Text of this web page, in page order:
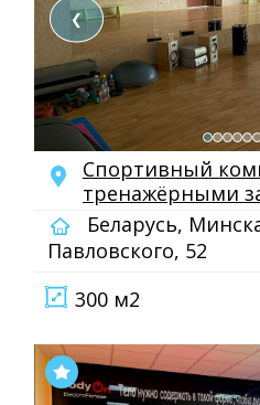
❮
Спортивный
тренажёрными
Беларусь,
Павловского, 52
300 м2